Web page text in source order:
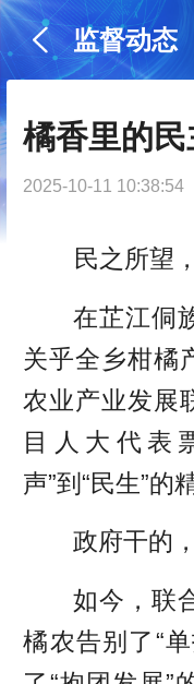
监督动态
橘香里的民
2025-10-11 10:38:54
民之所望
在芷江侗
关乎全乡柑
农业产业发展
目人大代表
声”到“民生”的
政府干的
如今，联
橘农告别了“